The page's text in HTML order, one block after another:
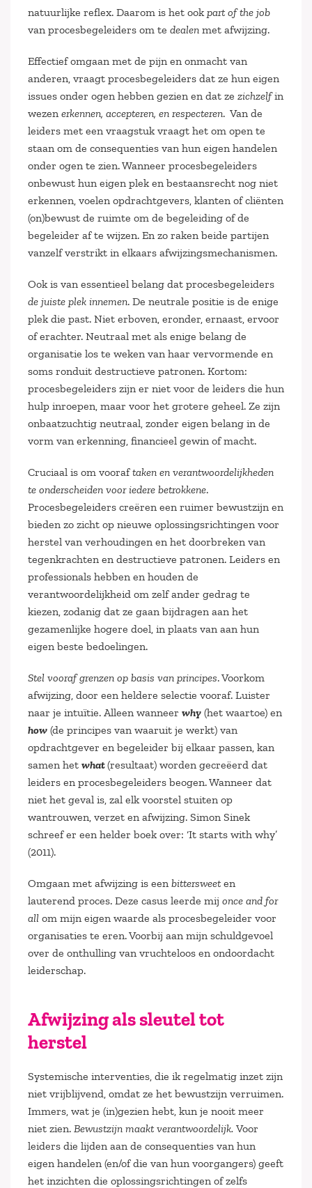
natuurlijke reflex. Daarom is het ookpart of the job
van procesbegeleiders om te dealen met afwijzing.
Effectief omgaan met de pijn en onmacht van
anderen, vraagt procesbegeleiders dat ze hun eigen
issues onder ogen hebben gezien en dat ze zichzelfin
wezen erkennen, accepteren, en respecteren. Van de
leiders met een vraagstuk vraagt het om open te
staan om de consequenties van hun eigen handelen
onder ogen te zien. Wanneer procesbegeleiders
onbewust hun eigen plek en bestaansrecht nog niet
erkennen, voelen opdrachtgevers, klanten of cliënten
(on)bewust de ruimte om de begeleiding of de
begeleider af te wijzen. En zo raken beide partijen
vanzelf verstrikt in elkaars afwijzingsmechanismen.
Ook is van essentieel belang dat procesbegeleiders
de juiste plek innemen. De neutrale positie is de enige
plek die past. Niet erboven, eronder, ernaast, ervoor
of erachter. Neutraal met als enige belang de
organisatie los te weken van haar vervormende en
soms ronduit destructieve patronen. Kortom:
procesbegeleiders zijn er niet voor de leiders die hun
hulp inroepen, maar voor het grotere geheel. Ze zijn
onbaatzuchtig neutraal, zonder eigen belang in de
vorm van erkenning, financieel gewin of macht.
Cruciaal is om vooraftaken en verantwoordelijkheden
te onderscheiden voor iedere betrokkene.
Procesbegeleiders creëren een ruimer bewustzijn en
bieden zo zicht op nieuwe oplossingsrichtingen voor
herstel van verhoudingen en het doorbreken van
tegenkrachten en destructieve patronen. Leiders en
professionals hebben en houden de
verantwoordelijkheid om zelf ander gedrag te
kiezen, zodanig dat ze gaan bijdragen aan het
gezamenlijke hogere doel, in plaats van aan hun
eigen beste bedoelingen.
Stel vooraf grenzen op basis van principes. Voorkom
afwijzing, door een heldere selectie vooraf. Luister
naar je intuïtie. Alleen wanneer why (het waartoe) en
how (de principes van waaruit je werkt) van
opdrachtgever en begeleider bij elkaar passen, kan
samen het what(resultaat) worden gecreëerd dat
leiders en procesbegeleiders beogen. Wanneer dat
niet het geval is, zal elk voorstel stuiten op
wantrouwen, verzet en afwijzing. Simon Sinek
schreef er een helder boek over: ‘It starts with why’
(2011).
Omgaan met afwijzing is een bittersweet en
lauterend proces. Deze casus leerde mij once and for
all om mijn eigen waarde als procesbegeleider voor
organisaties te eren. Voorbij aan mijn schuldgevoel
over de onthulling van vruchteloos en ondoordacht
leiderschap.
Afwijzing als sleutel tot
herstel
Systemische interventies, die ik regelmatig inzet zijn
niet vrijblijvend, omdat ze het bewustzijn verruimen.
Immers, wat je (in)gezien hebt, kun je nooit meer
niet zien. Bewustzijn maakt verantwoordelijk. Voor
leiders die lijden aan de consequenties van hun
eigen handelen (en/of die van hun voorgangers) geeft
het inzichten die oplossingsrichtingen of zelfs